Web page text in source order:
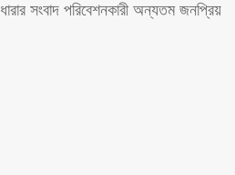
সংবাদ পরিবেশনকারী অন্যতম জনপ্রিয়